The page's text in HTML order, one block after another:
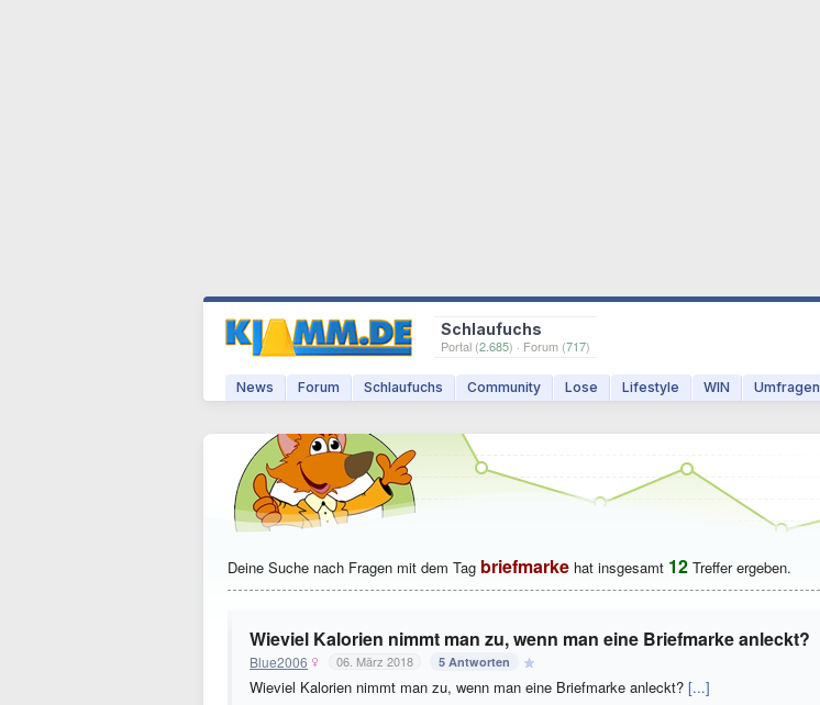
Schlaufuchs
Portal (2.685) · Forum (717)
News Forum Schlaufuchs Community Lose Lifestyle WIN Umfragen
Deine Suche nach Fragen mit dem Tag briefmarke hat insgesamt 12 Treffer ergeben.
Wieviel Kalorien nimmt man zu, wenn man eine Briefmarke anleckt?
Blue2006 06. März 2018 5 Antworten
Wieviel Kalorien nimmt man zu, wenn man eine Briefmarke anleckt? [...]